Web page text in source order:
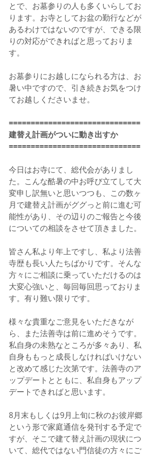
とで、お墓参りの人も多くいらしてお
ります。お寺としてお盆の勤行などが
あるわけではないのですが、できる限
りの対応ができればと思っておりま
す。
お墓参りにお越しになられる方は、お
暑い中ですので、引き続きお気をつけ
てお越しくださいませ。
==============================
建替え計画がついに動き出すか
==============================
今日はお寺にて、総代会がありまし
た。こんな酷暑の中お呼び立てして大
変申し訳無いと思いつつも、この数ヶ
月で建替え計画がググっと前に進む可
能性があり、その辺りのご報告と今後
についての相談をさせて頂きました。
皆さん私より年上ですし、私より法善
寺歴も長い人たちばかりです。そんな
方々にご相談に乗っていただけるのは
大変心強いと、毎回毎回思っておりま
す。有り難い限りです。
様々な貴重なご意見をいただきなが
ら、また法善寺は前に進めそうです。
私自身の未熟なところが多々あり、私
自身ももっと成長しなければいけない
と改めて感じた次第です。法善寺のア
ップデートとともに、私自身もアップ
デートできればと思います。
8月末もしくは9月上旬に秋のお彼岸郷
という形で家庭通信を発刊する予定で
すが、そこで建て替え計画の現状につ
いて、総代ではない門信徒の方々にご